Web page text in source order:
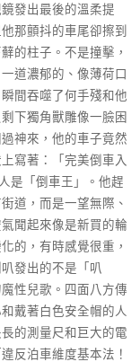
發出最後的溫柔提
那顫抖的車尾卻擦到
的柱子。不是撞擊，
道濃郁的、像薄荷口
間吞噬了何手殘和他
下獨角獸雕像一臉困
神來，他的車子竟然
寫著：「完美倒車入
是「倒車王」。他趕
道，而是一望無際、
聞起來像是新買的輪
的，有時感覺很重，
發出的不是「叭
性兒歌。四面八方傳
戴著白色安全帽的人
的測量尺和巨大的電
反泊車維度基本法！